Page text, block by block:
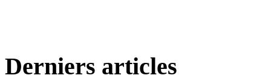
Derniers articles